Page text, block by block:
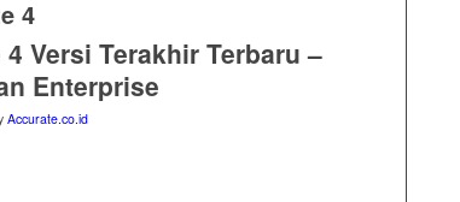
4
Versi Terakhir Terbaru –
Enterprise
Accurate.co.id